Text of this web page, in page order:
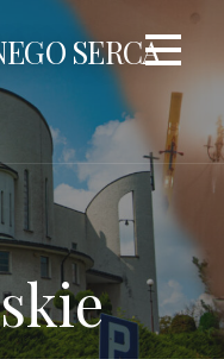
SERCA